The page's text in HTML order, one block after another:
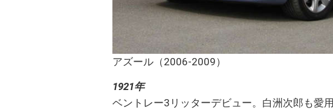
アズール（2006-2009）
1921年
ベントレー3リッターデビュー。白洲次郎も愛用